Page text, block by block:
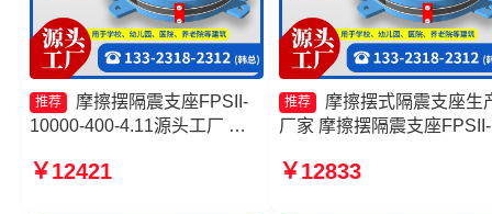
推荐
摩擦摆隔震支座FPSII-
10000-400-4.11源头工厂 摩
200源头工厂 摩擦摆支座源头
￥12421
推荐
摩擦摆式隔震支座生
厂家 摩擦摆隔震支座FPSII-
筑隔震支座 建筑摩擦摆式
￥12833